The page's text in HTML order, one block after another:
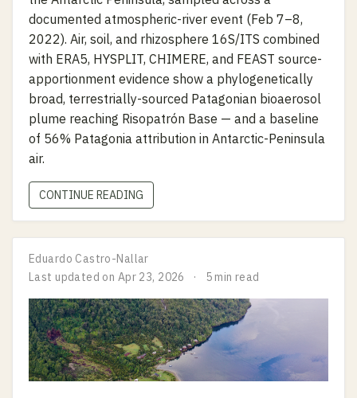
documented atmospheric-river event (Feb 7–8,
2022). Air, soil, and rhizosphere 16S/ITS combined
with ERA5, HYSPLIT, CHIMERE, and FEAST source-
apportionment evidence show a phylogenetically
broad, terrestrially-sourced Patagonian bioaerosol
plume reaching Risopatrón Base — and a baseline
of 56% Patagonia attribution in Antarctic-Peninsula
air.
CONTINUE READING
Eduardo Castro-Nallar
Last updated on Apr 23, 2026 5 min read